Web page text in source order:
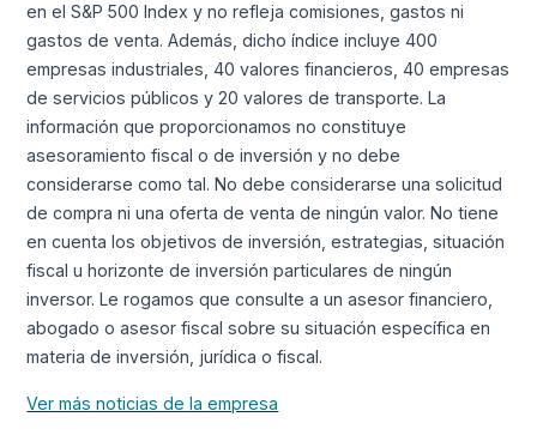
en el S&P 500 Index y no refleja comisiones, gastos ni
gastos de venta. Además, dicho índice incluye 400
empresas industriales, 40 valores financieros, 40 empresas
de servicios públicos y 20 valores de transporte. La
información que proporcionamos no constituye
asesoramiento fiscal o de inversión y no debe
considerarse como tal. No debe considerarse una solicitud
de compra ni una oferta de venta de ningún valor. No tiene
en cuenta los objetivos de inversión, estrategias, situación
fiscal u horizonte de inversión particulares de ningún
inversor. Le rogamos que consulte a un asesor financiero,
abogado o asesor fiscal sobre su situación específica en
materia de inversión, jurídica o fiscal.
Ver más noticias de la empresa